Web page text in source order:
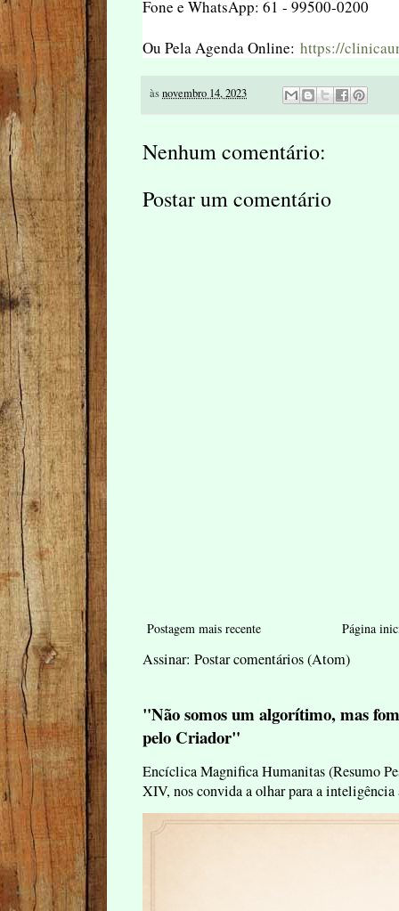
Fone e WhatsApp: 61 - 99500-0200
Ou Pela Agenda Online: https://
àsnovembro 14, 2023
Nenhum comentário:
Postar um comentário
Postagem mais recente Página
Assinar: Postar comentários (Atom)
"Não somos um algorítimo, mas
pelo Criador"
Encíclica Magnifica Humanitas (Resumo
XIV, nos convida a olhar para a